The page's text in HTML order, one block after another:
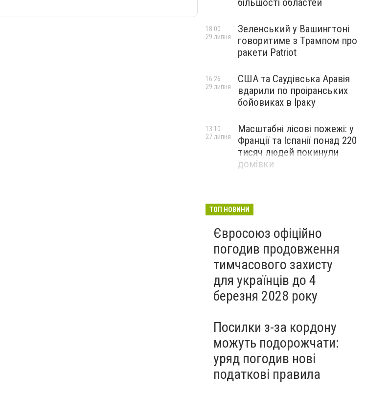
більшості областей
Зеленський у Вашингтоні
говоритиме з Трампом про
ракети Patriot
18:00
29 липня
США та Саудівська Аравія
вдарили по проіранських
бойовиках в Іраку
16:26
29 липня
Масштабні лісові пожежі: у
Франції та Іспанії понад 220
тисяч людей покинули
домівки
13:10
27 липня
ТОП НОВИНИ
Євросоюз офіційно
погодив продовження
тимчасового захисту
для українців до 4
березня 2028 року
Посилки з-за кордону
можуть подорожчати:
уряд погодив нові
податкові правила